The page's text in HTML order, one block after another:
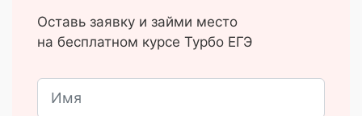
Оставь заявку и займи место
на бесплатном курсе Турбо ЕГЭ